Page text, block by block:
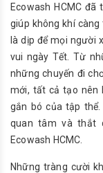
Ecowash HCMC
giúp không khí
là dịp để mọi người
vui ngày Tết. Từ
những chuyến đi
mới, tất cả tạo nên
gắn bó của tập
quan tâm và thắt
Ecowash HCMC.
Những tràng cười